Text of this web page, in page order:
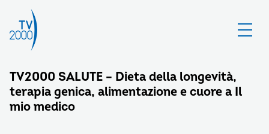
TV2000 SALUTE – Dieta della longevità,
terapia genica, alimentazione e cuore a Il
mio medico